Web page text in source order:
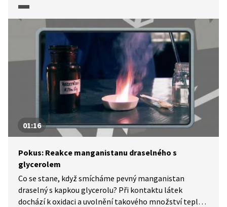
01:16
Pokus: Reakce manganistanu draselného s
glycerolem
Co se stane, když smícháme pevný manganistan
draselný s kapkou glycerolu? Při kontaktu látek
dochází k oxidaci a uvolnění takového množství tepla,